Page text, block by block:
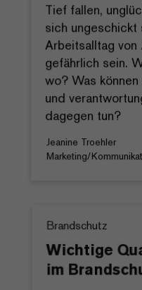
Tief fallen,
sich ungeschickt
Arbeitsalltag von
gefährlich sein.
wo? Was
und
dagegen tun?
Jeanine Troehler
Marketing/
Brandschutz
Wichtige
im